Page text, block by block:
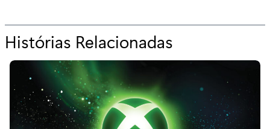
Histórias Relacionadas
a
a